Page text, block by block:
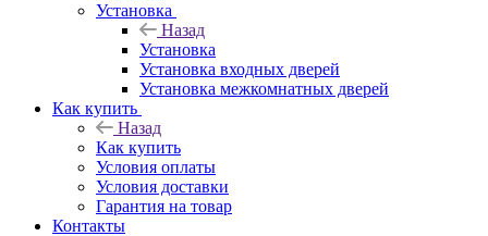
Установка
Назад
Установка
Установка входных дверей
Установка межкомнатных дверей
Как купить
Назад
Как купить
Условия оплаты
Условия доставки
Гарантия на товар
Контакты